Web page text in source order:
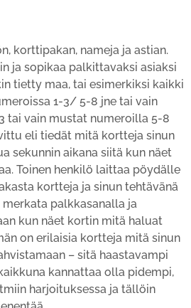
korttipakan, nameja ja astian.
ja sopikaa palkittavaksi asiaksi
tietty maa, tai esimerkiksi kaikki
1-3/ 5-8 jne tai vain
tai vain mustat numeroilla 5-8
eli tiedät mitä kortteja sinun
sekunnin aikana siitä kun näet
Toinen henkilö laittaa pöydälle
kortteja ja sinun tehtävänä
palkkasanalla ja
kun näet kortin mitä haluat
on erilaisia kortteja mitä sinun
– sitä haastavampi
kannattaa olla pidempi,
harjoituksessa ja tällöin